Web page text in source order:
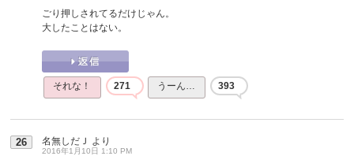
ごり押しされてるだけじゃん。
大したことはない。
それな！ 271 うーん… 393
26 名無しだＪ より
2016年1月10日 1:10 PM